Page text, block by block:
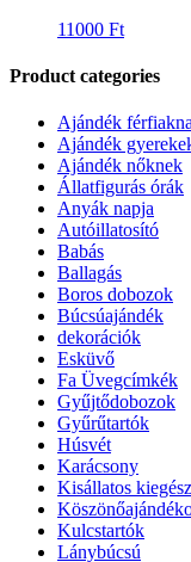
11000 Ft
Product categories
Ajándék
Ajándék
Ajándék nőknek
Állatfigurás órák
Anyák napja
Autóillatosító
Babás
Ballagás
Boros dobozok
Búcsúajándék
dekorációk
Esküvő
Fa Üvegcímkék
Gyűjtődobozok
Gyűrűtartók
Húsvét
Karácsony
Kisállatos
Kulcstartók
Lánybúcsú